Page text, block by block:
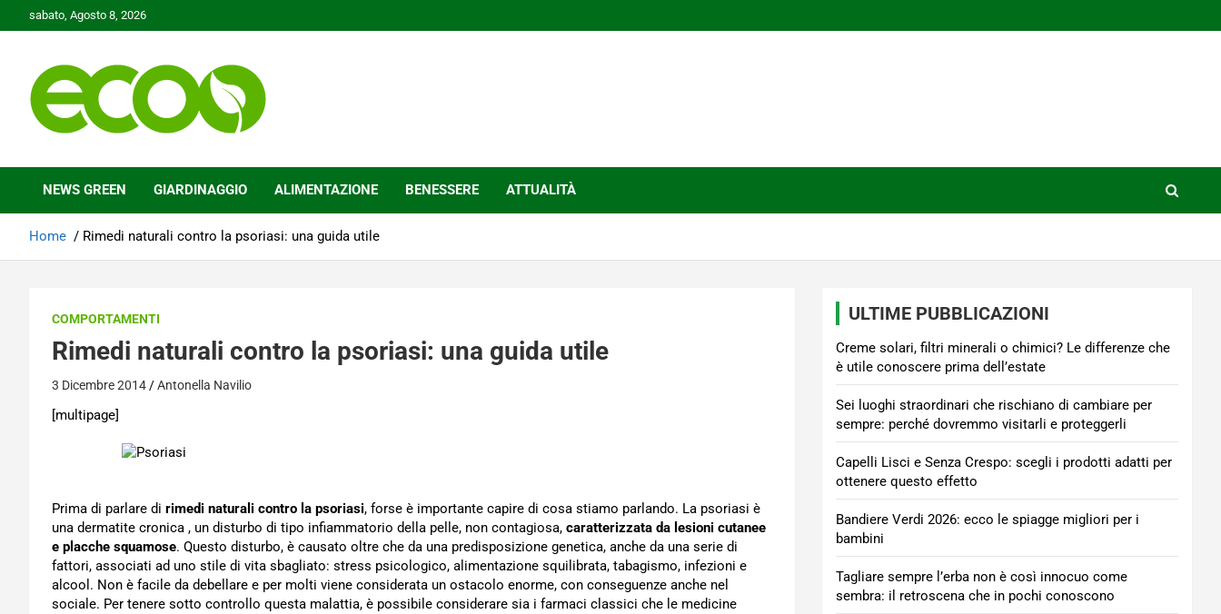
to
sabato, Agosto 8, 2026
Ecoo.it
NEWS GREEN GIARDINAGGIO ALIMENTAZIONE BENESSERE ATTUALITÀ
Home Rimedi naturali contro la psoriasi: una guida utile
COMPORTAMENTI
Rimedi naturali contro la psoriasi: una guida utile
3 Dicembre 2014 Antonella Navilio
[multipage]
Prima di parlare di rimedi naturali contro la psoriasi, forse è importante capire di cosa stiamo parlando. La psoriasi è
una dermatite cronica , un disturbo di tipo infiammatorio della pelle, non contagiosa, caratterizzata da lesioni cutanee
e placche squamose. Questo disturbo, è causato oltre che da una predisposizione genetica, anche da una serie di
fattori, associati ad uno stile di vita sbagliato: stress psicologico, alimentazione squilibrata, tabagismo, infezioni e
alcool. Non è facile da debellare e per molti viene considerata un ostacolo enorme, con conseguenze anche nel
sociale. Per tenere sotto controllo questa malattia, è possibile considerare sia i farmaci classici che le medicine
ULTIME PUBBLICAZIONI
Creme solari, filtri minerali o chimici? Le differenze che
è utile conoscere prima dell’estate
Sei luoghi straordinari che rischiano di cambiare per
sempre: perché dovremmo visitarli e proteggerli
Capelli Lisci e Senza Crespo: scegli i prodotti adatti per
ottenere questo effetto
Bandiere Verdi 2026: ecco le spiagge migliori per i
bambini
Tagliare sempre l’erba non è così innocuo come
sembra: il retroscena che in pochi conoscono